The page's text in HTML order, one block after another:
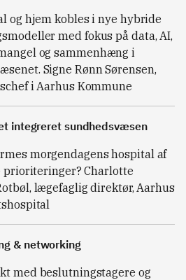
og hjem kobles i nye hybride
med fokus på data, AI,
og sammenhæng i
Signe Rønn Sørensen,
i Aarhus Kommune
integreret sundhedsvæsen
morgendagens hospital af
prioriteringer? Charlotte
lægefaglig direktør, Aarhus
& networking
med beslutningstagere og